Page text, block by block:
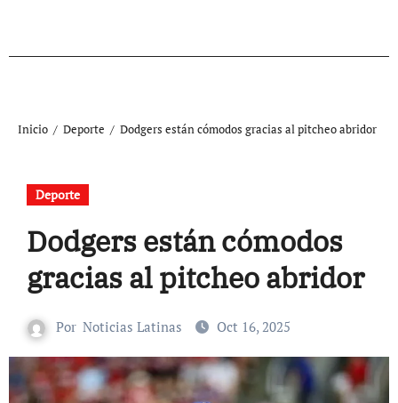
Inicio Deporte Dodgers están cómodos gracias al pitcheo abridor
Deporte
Dodgers están cómodos
gracias al pitcheo abridor
Por Noticias Latinas Oct 16, 2025